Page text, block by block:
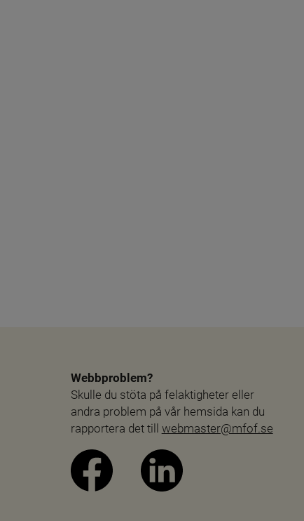
Webbproblem?
Skulle du stöta på felaktigheter eller
andra problem på vår hemsida kan du
rapportera det till webmaster@mfof.se